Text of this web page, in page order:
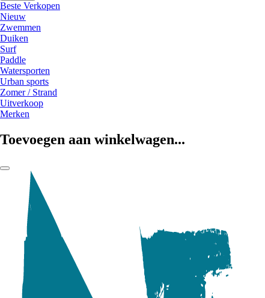
Beste Verkopen
Nieuw
Zwemmen
Duiken
Surf
Paddle
Watersporten
Urban sports
Zomer / Strand
Uitverkoop
Merken
Toevoegen aan winkelwagen...